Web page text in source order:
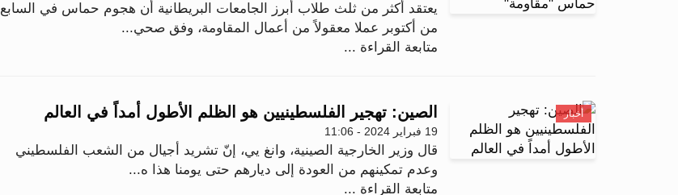
يعتقد أكثر من ثلث طلاب أبرز الجامعات البريطانية أن هجوم حماس في السابع
من أكتوبر عملا معقولاً من أعمال المقاومة، وفق صحي...
متابعة القراءة ...
أخبار الصين: تهجير الفلسطينيين هو الظلم الأطول أمداً في العالم
19 فبراير 2024 - 11:06
قال وزير الخارجية الصينية، وانغ يي، إنّ تشريد أجيال من الشعب الفلسطيني
وعدم تمكينهم من العودة إلى ديارهم حتى يومنا هذا ه...
متابعة القراءة ...